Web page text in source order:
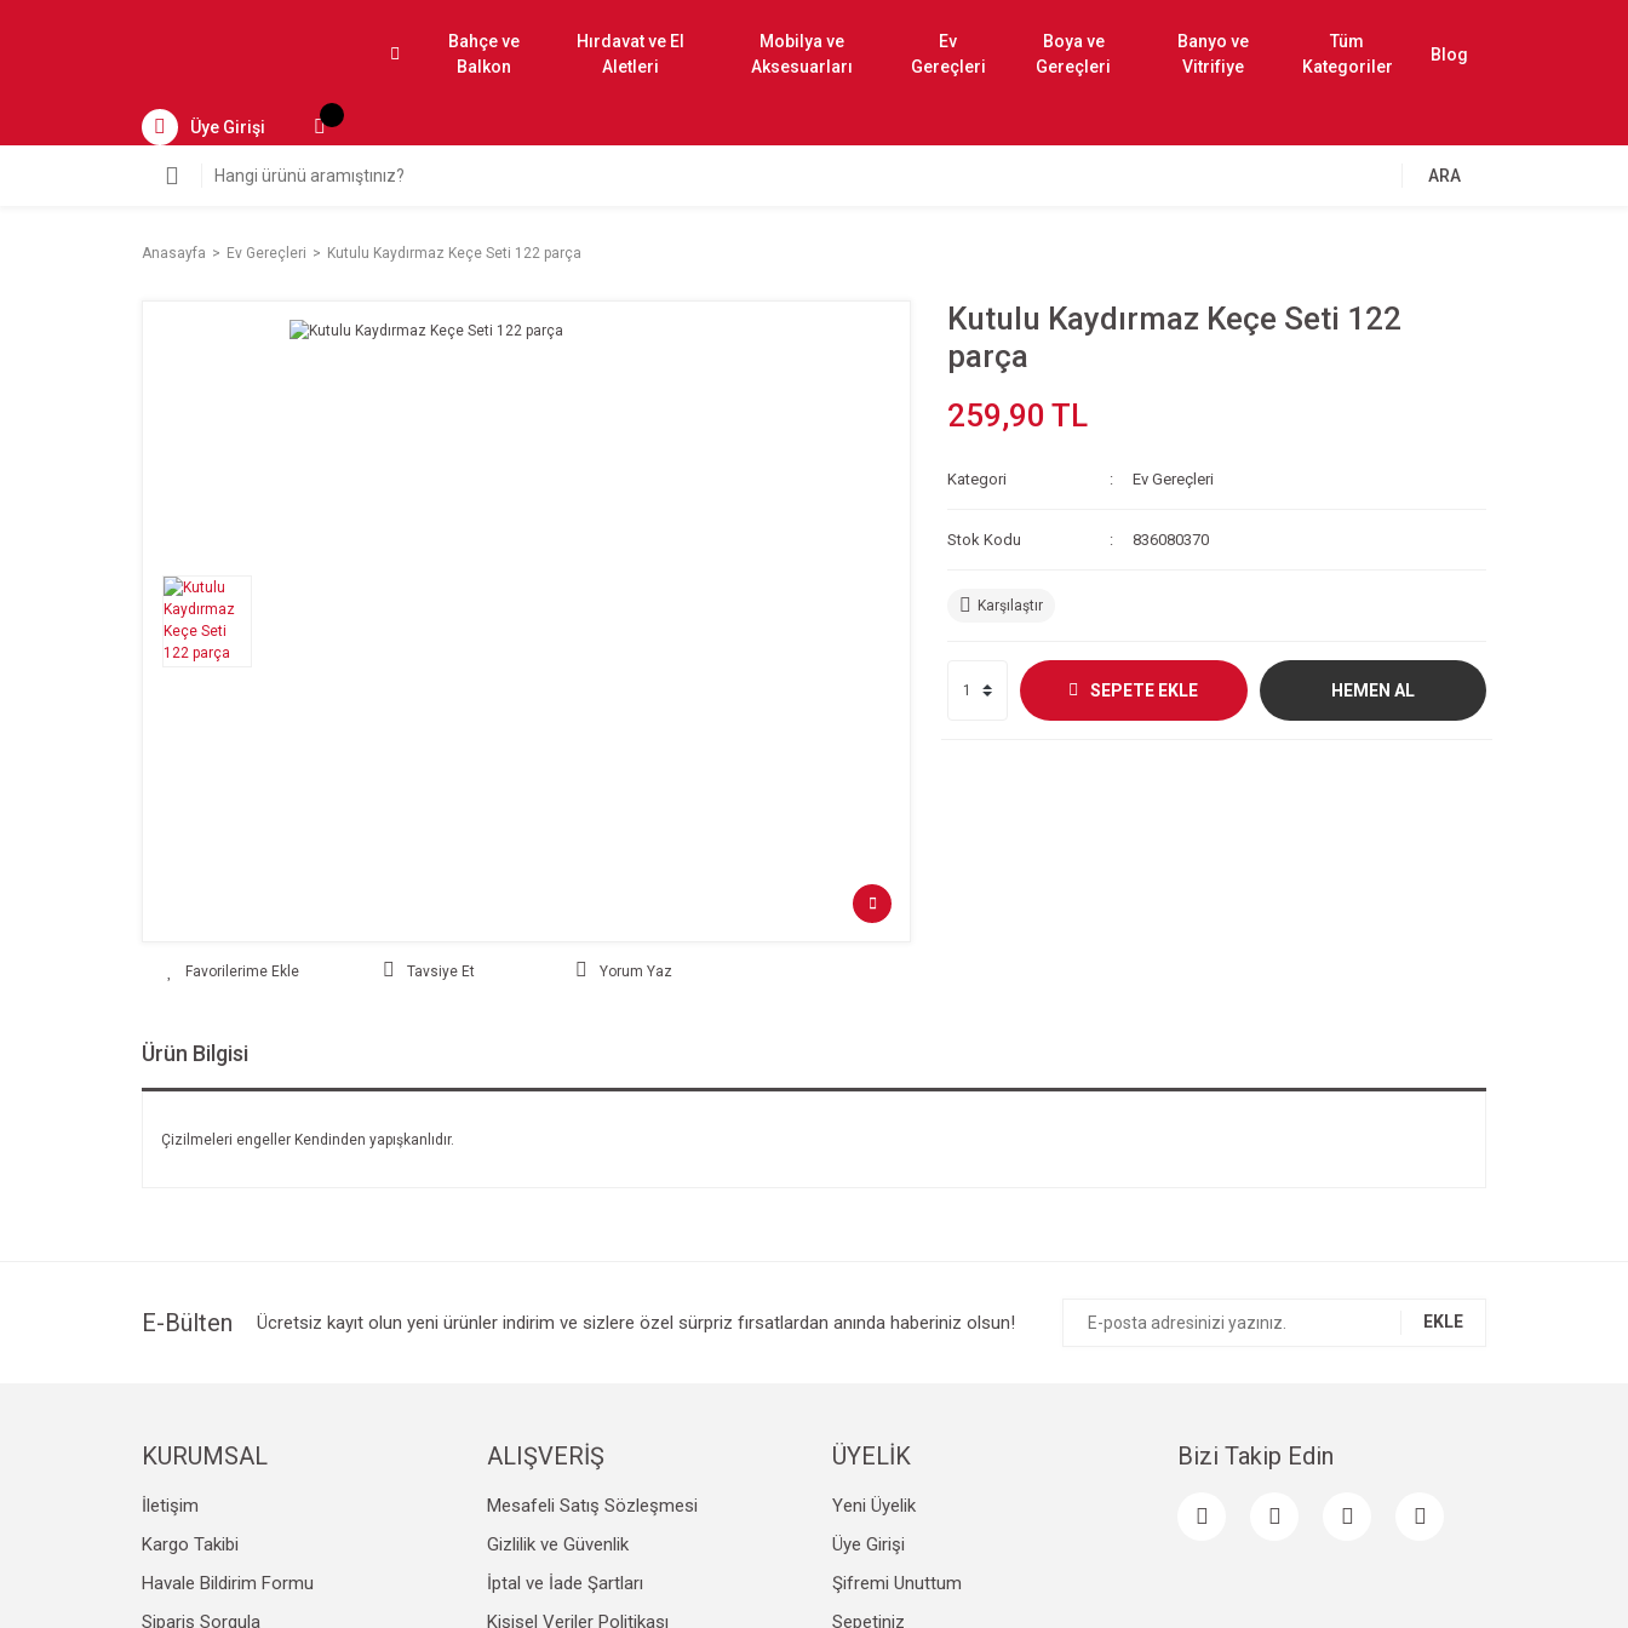
Bahçe ve
Balkon
Hırdavat ve El
Aletleri
Mobilya ve
Aksesuarları
Ev
Gereçleri
Boya ve
Gereçleri
Banyo ve
Vitrifiye
Tüm
Kategoriler
Blog
Üye Girişi
ARA
Anasayfa Ev Gereçleri Kutulu Kaydırmaz Keçe Seti 122 parça
Tavsiye Et Yorum Yaz
Kutulu Kaydırmaz Keçe Seti 122
parça
259,90 TL
Kategori Ev Gereçleri
Stok Kodu 836080370
Karşılaştır
SEPETE EKLE HEMEN AL
Ürün Bilgisi
Çizilmeleri engeller Kendinden yapışkanlıdır.
E-Bülten Ücretsiz kayıt olun yeni ürünler indirim ve sizlere özel sürpriz fırsatlardan anında haberiniz olsun! EKLE
KURUMSAL
İletişim
Kargo Takibi
Havale Bildirim Formu
Sipariş Sorgula
ALIŞVERİŞ
Mesafeli Satış Sözleşmesi
Gizlilik ve Güvenlik
İptal ve İade Şartları
Kişisel Veriler Politikası
ÜYELİK
Yeni Üyelik
Üye Girişi
Şifremi Unuttum
Sepetiniz
Bizi Takip Edin